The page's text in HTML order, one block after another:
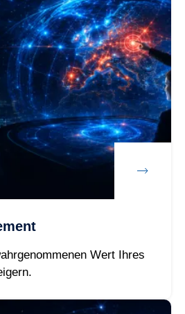
Wert Ihres